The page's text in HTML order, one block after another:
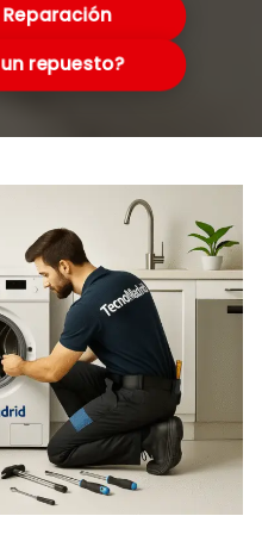
repuesto?